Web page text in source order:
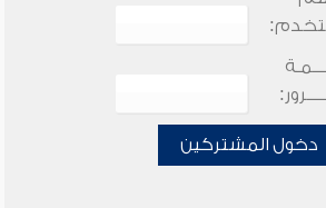
دخول المشتركين